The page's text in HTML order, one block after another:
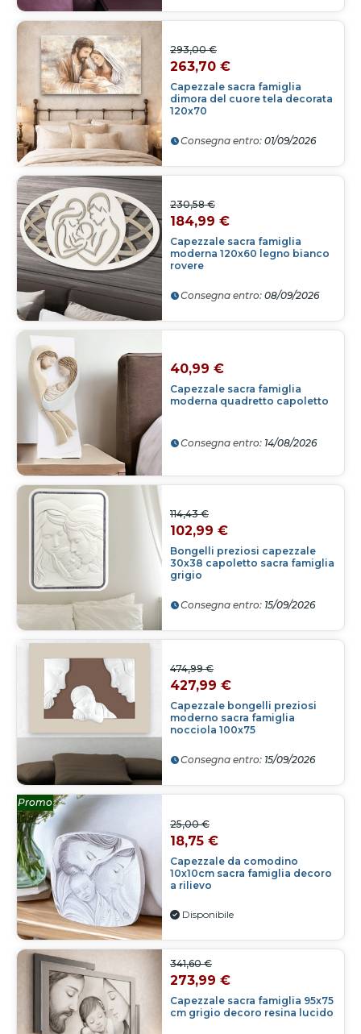
Capezzale sacra famiglia
dimora del cuore tela decorata
120x70
293,00 €
263,70 €
Consegna entro: 01/09/2026
Capezzale sacra famiglia
moderna 120x60 legno bianco
rovere
230,58 €
184,99 €
Consegna entro: 08/09/2026
Capezzale sacra famiglia
moderna quadretto capoletto
40,99 €
Consegna entro: 14/08/2026
Bongelli preziosi capezzale
30x38 capoletto sacra famiglia
grigio
114,43 €
102,99 €
Consegna entro: 15/09/2026
Capezzale bongelli preziosi
moderno sacra famiglia
nocciola 100x75
474,99 €
427,99 €
Consegna entro: 15/09/2026
Capezzale da comodino
10x10cm sacra famiglia decoro
a rilievo
25,00 €
18,75 €
Disponibile
Promo
Capezzale sacra famiglia 95x75
cm grigio decoro resina lucido
341,60 €
273,99 €